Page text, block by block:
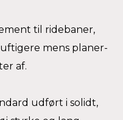
til ridebaner,
mens planer-
af.
udført i solidt,